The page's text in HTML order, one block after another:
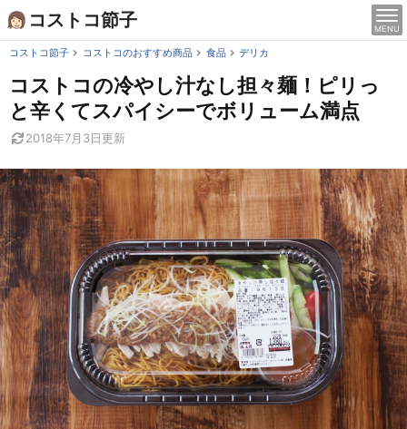
Skip
to
content
コストコ節子 MENU
コストコ節子 コストコのおすすめ商品 食品 デリカ
コストコの冷やし汁なし担々麺！ピリっ
と辛くてスパイシーでボリューム満点
2018年7月3日更新